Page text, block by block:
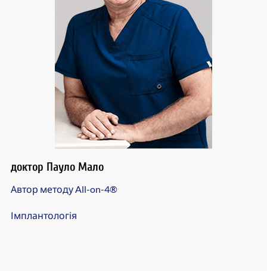
доктор Пауло Мало
Автор методу All-on-4®
Імплантологія